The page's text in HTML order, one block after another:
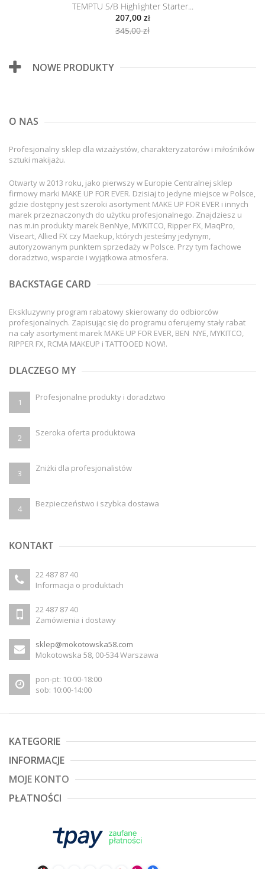
TEMPTU S/B Highlighter Starter...
207,00 zł
345,00 zł
NOWE PRODUKTY
O NAS
Profesjonalny sklep dla wizażystów, charakteryzatorów i miłośników
sztuki makijażu.
Otwarty w 2013 roku, jako pierwszy w Europie Centralnej sklep
firmowy marki MAKE UP FOR EVER. Dzisiaj to jedyne miejsce w Polsce,
gdzie dostępny jest szeroki asortyment MAKE UP FOR EVER i innych
marek przeznaczonych do użytku profesjonalnego. Znajdziesz u
nas m.in produkty marek BenNye, MYKITCO, Ripper FX, MaqPro,
Viseart, Allied FX czy Maekup, których jesteśmy jedynym,
autoryzowanym punktem sprzedaży w Polsce. Przy tym fachowe
doradztwo, wsparcie i wyjątkowa atmosfera.
BACKSTAGE CARD
Ekskluzywny program rabatowy skierowany do odbiorców
profesjonalnych. Zapisując się do programu oferujemy stały rabat
na cały asortyment marek MAKE UP FOR EVER, BEN NYE, MYKITCO,
RIPPER FX, RCMA MAKEUP i TATTOOED NOW!.
DLACZEGO MY
1 Profesjonalne produkty i doradztwo
2 Szeroka oferta produktowa
3 Zniżki dla profesjonalistów
4 Bezpieczeństwo i szybka dostawa
KONTAKT
22 487 87 40
Informacja o produktach
22 487 87 40
Zamówienia i dostawy
sklep@mokotowska58.com
Mokotowska 58, 00-534 Warszawa
pon-pt: 10:00-18:00
sob: 10:00-14:00
KATEGORIE
INFORMACJE
MOJE KONTO
PŁATNOŚCI